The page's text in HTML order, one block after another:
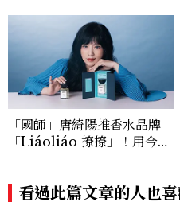
「國師」唐綺陽推香水品牌
「Liáoliáo 撩撩」！用今天
看過此篇文章的人也